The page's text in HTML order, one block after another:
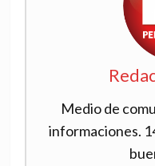
Medio de
informaciones.